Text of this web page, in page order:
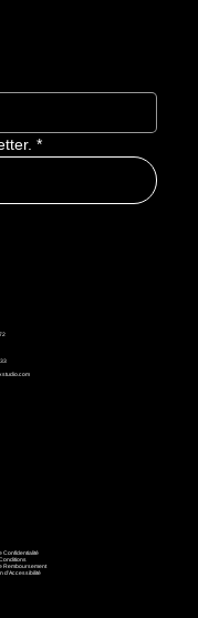
*
Confidentialité
Remboursement
d'Accessibilité